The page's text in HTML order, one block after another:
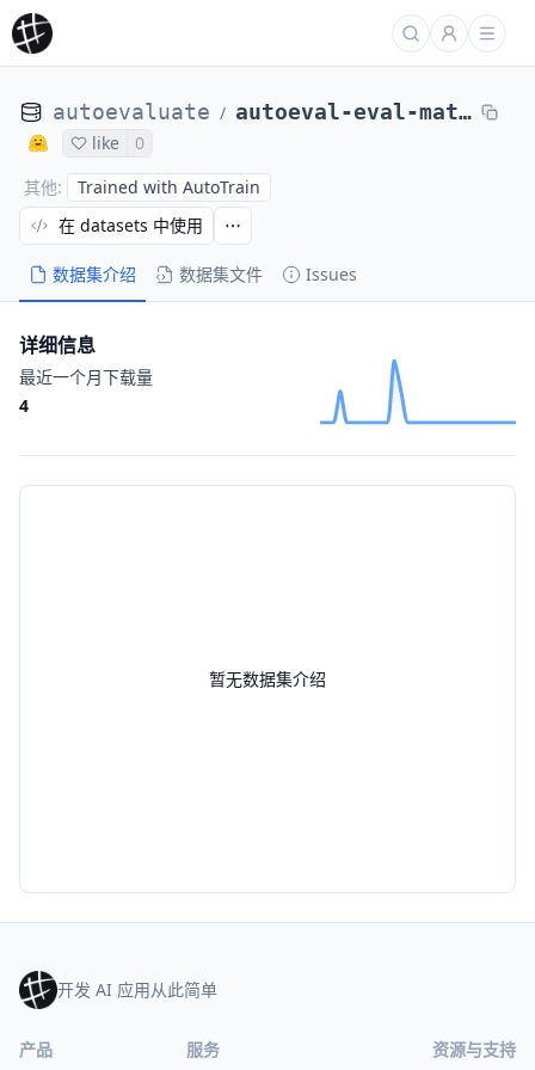
autoevaluate / autoeval-eval-mathemakitten__winobias_antistereotype_dev_cot-mathemak-6b9a5d-1879664176
like
0
其他: Trained with AutoTrain
数据集介绍 数据集文件 Issues
在 datasets 中使用
暂无数据集介绍
详细信息
最近一个月下载量
4
开发 AI 应用从此简单
产品 服务 资源与支持